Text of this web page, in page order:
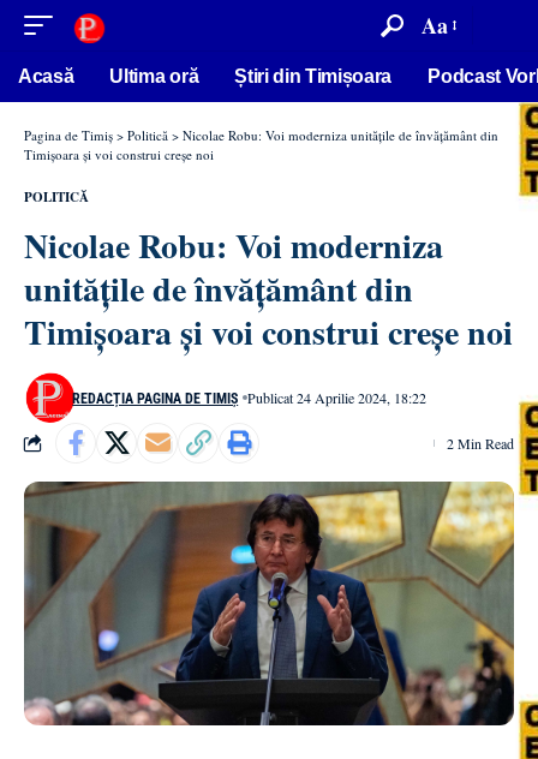
conținut Aa
Acasă Ultima oră Știri din Timișoara Podcast
Pagina de Timiș > Politică > Nicolae Robu: Voi moderniza unitățile de învățământ din
Timișoara și voi construi creșe noi
POLITICĂ
Nicolae Robu: Voi moderniza
unitățile de învățământ din
Timișoara și voi construi creșe noi
REDACȚIA PAGINA DE TIMIȘ Publicat 24 Aprilie 2024, 18:22
2 Min Read